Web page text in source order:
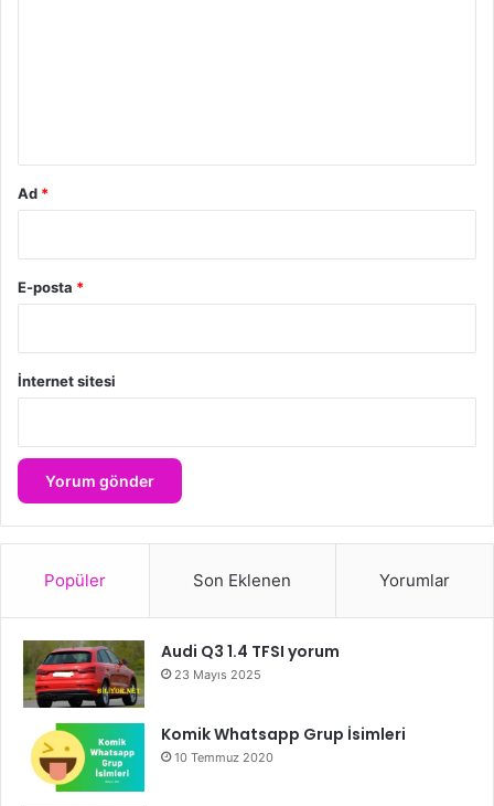
Ad *
E-posta *
İnternet sitesi
Popüler Son Eklenen Yorumlar
Audi Q3 1.4 TFSI yorum
23 Mayıs 2025
Komik Whatsapp Grup İsimleri
10 Temmuz 2020